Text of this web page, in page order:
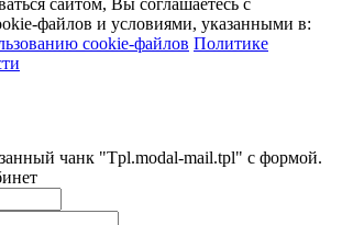
файлов и условиями, указанными в:
cookie-файлов Политике
чанк "Tpl.modal-mail.tpl" с формой.